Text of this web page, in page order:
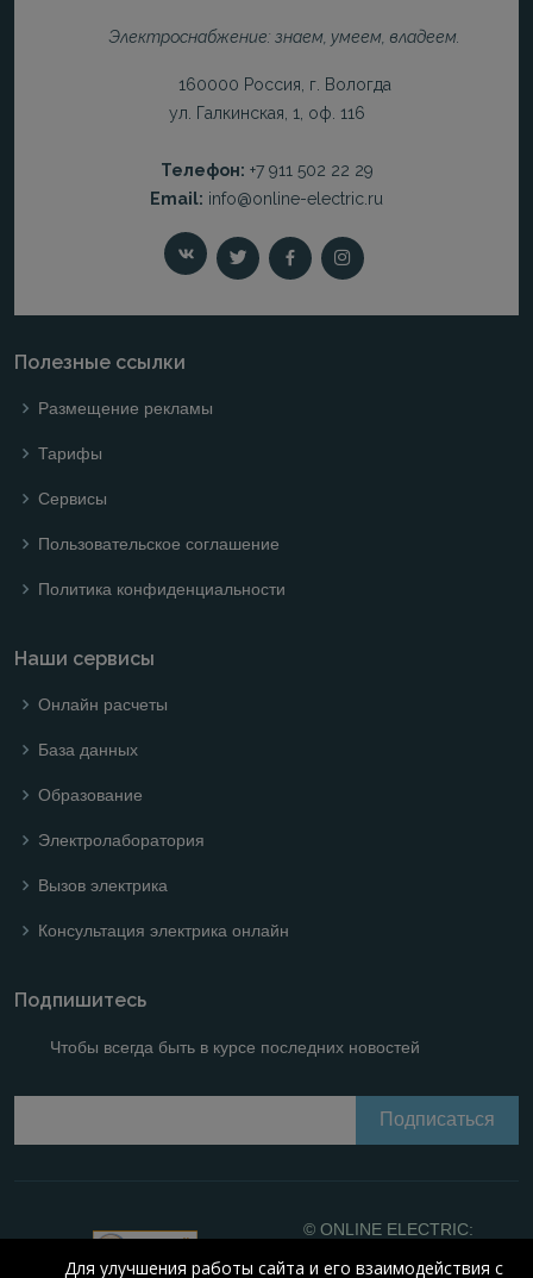
Электроснабжение: знаем, умеем, владеем.
160000 Россия, г. Вологда
ул. Галкинская, 1, оф. 116
Телефон: +7 911 502 22 29
Email: info@online-electric.ru
Полезные ссылки
Размещение рекламы
Тарифы
Сервисы
Пользовательское соглашение
Политика конфиденциальности
Наши сервисы
Онлайн расчеты
База данных
Образование
Электролаборатория
Вызов электрика
Консультация электрика онлайн
Подпишитесь
Чтобы всегда быть в курсе последних новостей
© ONLINE ELECTRIC:
Для улучшения работы сайта и его взаимодействия с